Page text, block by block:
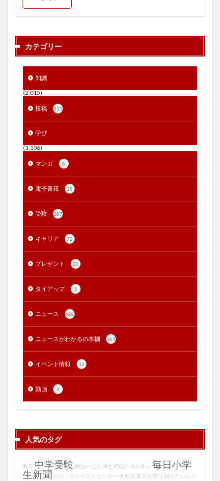
カテゴリー
知識
(2,015)
投稿 333
学び
(1,106)
マンガ 8
電子書籍 28
受験 287
キャリア 72
プレゼント 20
タイアップ 5
ニュース 688
ニュースがわかるの本棚 189
イベント情報 12
動画 3
人気のタグ
教育 中学受験 勉強の仕方 再生可能エネルギー 毎日小学
生新聞 ゼロ・ウェイストセンター 大相撲 青天を衝け 知りたいんジ